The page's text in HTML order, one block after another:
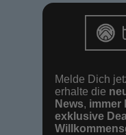
Melde Dich
erhalte die
News, immer
exklusive